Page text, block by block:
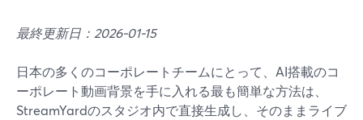
最終更新日：2026-01-15
日本の多くのコーポレートチームにとって、AI搭載のコ
ーポレート動画背景を手に入れる最も簡単な方法は、
StreamYardのスタジオ内で直接生成し、そのままライブ